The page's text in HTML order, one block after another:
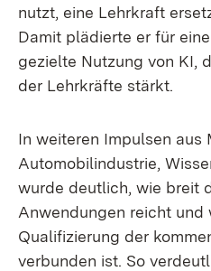
nutzt, eine Lehrkraft
Damit plädierte er für
gezielte Nutzung von KI,
der Lehrkräfte stärkt.
In weiteren Impulsen aus
Automobilindustrie,
wurde deutlich, wie breit
Anwendungen reicht und
Qualifizierung der
verbunden ist. So